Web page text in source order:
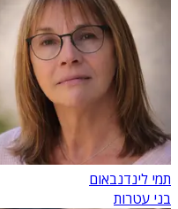
תמי לינדנבאום
בני עטרות